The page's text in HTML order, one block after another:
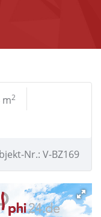
m2
Nr.: V-BZ169